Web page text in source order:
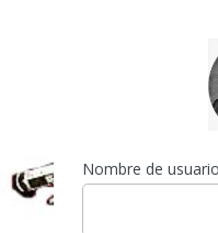
Nombre de